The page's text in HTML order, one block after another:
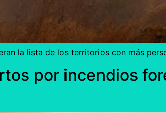
la lista de los territorios con más
por incendios